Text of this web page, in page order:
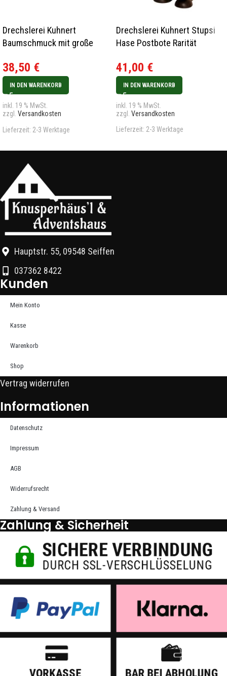
Drechslerei Kuhnert
Baumschmuck mit große
38,50 €
IN DEN WARENKORB
inkl. 19 % MwSt.
zzgl. Versandkosten
Lieferzeit: 2-3 Werktage
Drechslerei Kuhnert Stupsi
Hase Postbote Rarität
41,00 €
IN DEN WARENKORB
inkl. 19 % MwSt.
zzgl. Versandkosten
Lieferzeit: 2-3 Werktage
Hauptstr. 55, 09548 Seiffen
037362 8422
Kunden
Mein Konto
Kasse
Warenkorb
Shop
Vertrag widerrufen
Informationen
Datenschutz
Impressum
AGB
Widerrufsrecht
Zahlung & Versand
Zahlung & Sicherheit